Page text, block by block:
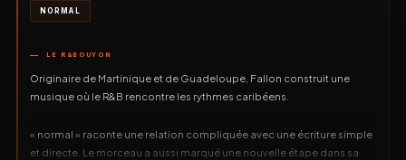
NORMAL
LE R&BOUYON
Originaire de Martinique et de Guadeloupe, Fallon construit une
musique où le R&B rencontre les rythmes caribéens.
« normal » raconte une relation compliquée avec une écriture simple
et directe. Le morceau a aussi marqué une nouvelle étape dans sa